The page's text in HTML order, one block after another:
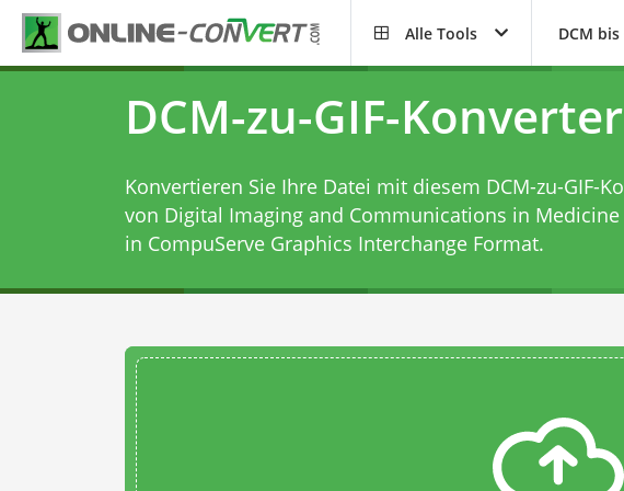
Alle Tools DCM bis
DCM-zu-GIF-Konverter
Konvertieren Sie Ihre Datei mit diesem DCM-zu-GIF-
von Digital Imaging and Communications in Medicine
in CompuServe Graphics Interchange Format.